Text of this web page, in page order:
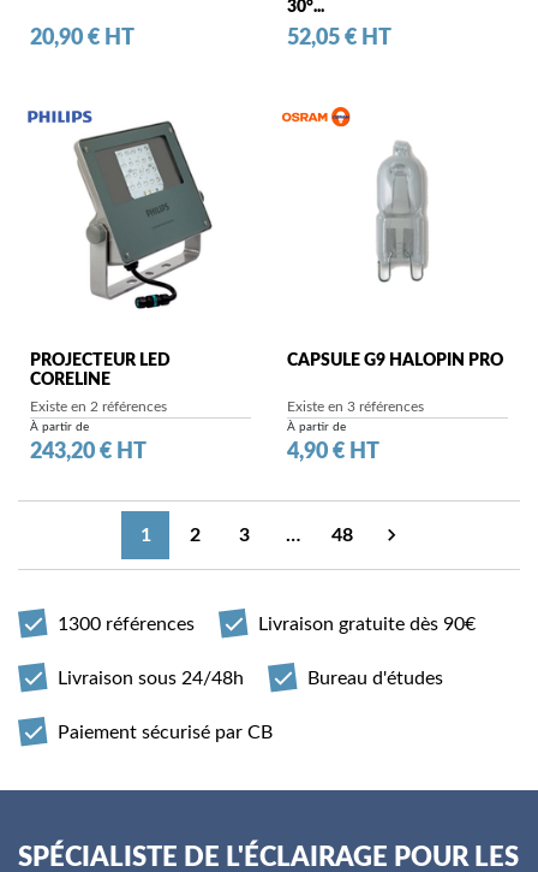
Prix
20,90 € HT
30°...
Prix
52,05 € HT
PROJECTEUR LED
CORELINE
Existe en 2 références
À partir de
Prix
243,20 € HT
CAPSULE G9 HALOPIN PRO
Existe en 3 références
À partir de
Prix
4,90 € HT
1 2 3 … 48
Suivant

1300 références Livraison gratuite dès 90€
Livraison sous 24/48h Bureau d'études
Paiement sécurisé par CB
SPÉCIALISTE DE L'ÉCLAIRAGE POUR LES